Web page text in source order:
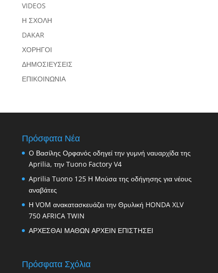
VIDEOS
Η ΣΧΟΛΗ
DAKAR
ΧΟΡΗΓΟΙ
ΔΗΜΟΣΙΕΥΣΕΙΣ
ΕΠΙΚΟΙΝΩΝΙΑ
Πρόσφατα Νέα
O Βασίλης Ορφανός οδηγεί την γυμνή ναυαρχίδα της
Aprilia, την Tuono Factory V4
Aprilia Tuono 125 Η Μούσα της οδήγησης για νέους
αναβάτες
Η VOM ανακατασκευάζει την Θρυλική HONDA XLV
750 AFRICA TWIN
ΑΡΧΕΣΘΑΙ ΜΑΘΩΝ ΑΡΧΕΙΝ ΕΠΙΣΤΗΣΕΙ
Πρόσφατα Σχόλια